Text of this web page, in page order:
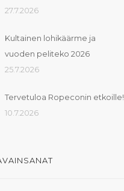
27.7.2026
Kultainen lohikäärme ja
vuoden peliteko 2026
25.7.2026
Tervetuloa Ropeconin etkoille!
10.7.2026